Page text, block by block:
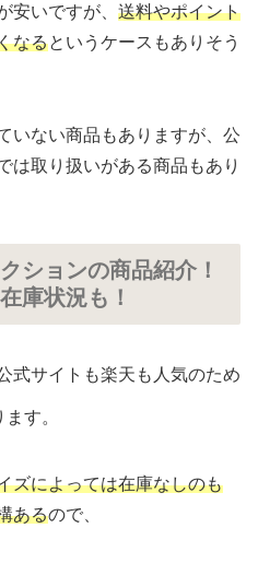
安いですが、 送料やポイント
なるというケースもありそう
いない商品もありますが、公
は取り扱いがある商品もあり
ションの商品紹介！
庫状況も！
式サイトも楽天も人気のため
ます。
ズによっては在庫なしのも
あるので、